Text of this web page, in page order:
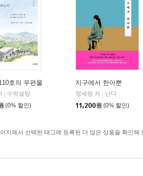
호의 우편물
| 수박설탕
(0% 할인)
지구에서 한아뿐
정세랑 저 | 난다
11,200원 (0% 할인)
지에서 선택된 태그에 등록된 더 많은 상품을 확인해